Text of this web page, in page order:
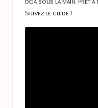
Suivez le guide !